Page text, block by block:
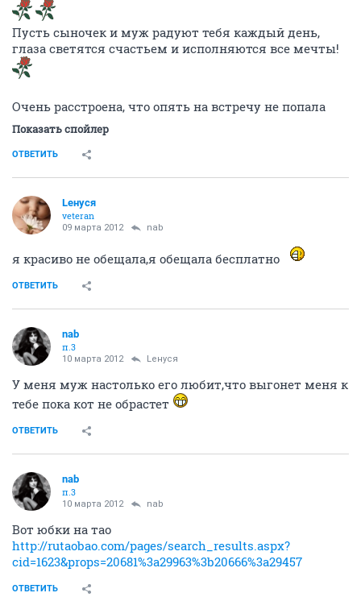
Пусть сыночек и муж радуют тебя каждый день,
глаза светятся счастьем и исполняются все мечты!
Очень расстроена, что опять на встречу не попала
Показать спойлер
ОТВЕТИТЬ
Lенуся
veteran
09 марта 2012 nab
я красиво не обещала,я обещала бесплатно
ОТВЕТИТЬ
nab
п.3
10 марта 2012 Lенуся
У меня муж настолько его любит,что выгонет меня к
тебе пока кот не обрастет
ОТВЕТИТЬ
nab
п.3
10 марта 2012 nab
Вот юбки на тао
http://rutaobao.com/pages/search_results.aspx?
cid=1623&props=20681%3a29963%3b20666%3a29457
ОТВЕТИТЬ